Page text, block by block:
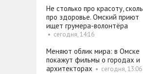
Не столько про красоту,
про здоровье. Омский приют
ищет грумера-волонтёра
• сегодня, 14:16
Меняют облик мира: в Омске
покажут фильмы о городах и
архитекторах • сегодня, 13:06